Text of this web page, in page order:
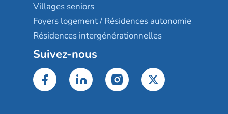
Villages seniors
Foyers logement / Résidences autonomie
Résidences intergénérationnelles
Suivez-nous